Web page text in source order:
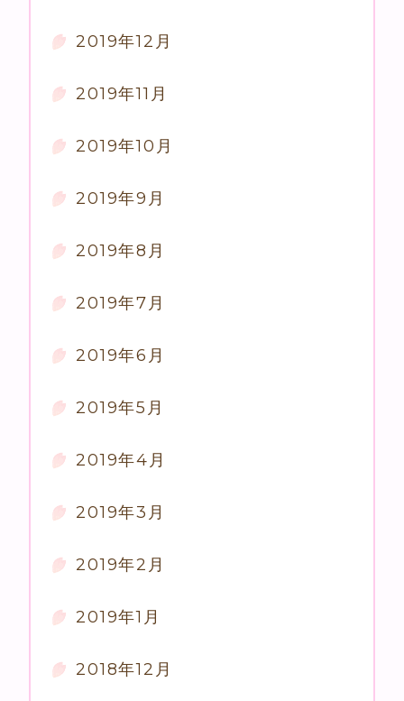
2019年12月
2019年11月
2019年10月
2019年9月
2019年8月
2019年7月
2019年6月
2019年5月
2019年4月
2019年3月
2019年2月
2019年1月
2018年12月